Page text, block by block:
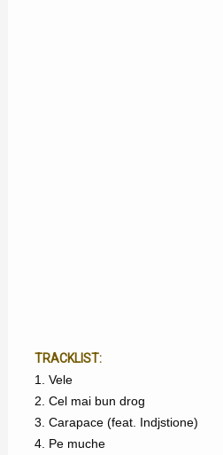
TRACKLIST:
1. Vele
2. Cel mai bun drog
3. Carapace (feat. Indjstione)
4. Pe muche